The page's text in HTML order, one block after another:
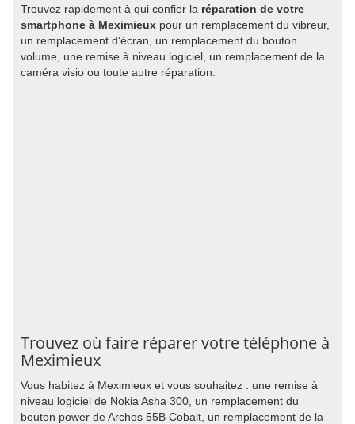
Trouvez rapidement à qui confier la réparation de votre
smartphone à Meximieux pour un remplacement du vibreur,
un remplacement d'écran, un remplacement du bouton
volume, une remise à niveau logiciel, un remplacement de la
caméra visio ou toute autre réparation.
Trouvez où faire réparer votre téléphone à
Meximieux
Vous habitez à Meximieux et vous souhaitez : une remise à
niveau logiciel de Nokia Asha 300, un remplacement du
bouton power de Archos 55B Cobalt, un remplacement de la